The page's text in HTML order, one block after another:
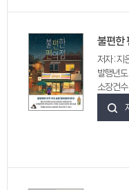
불편한
저자 : 지
발행년
소장건